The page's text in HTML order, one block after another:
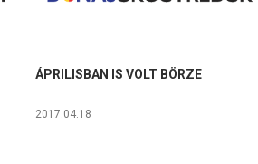
ÁPRILISBAN IS VOLT BÖRZE
2017.04.18